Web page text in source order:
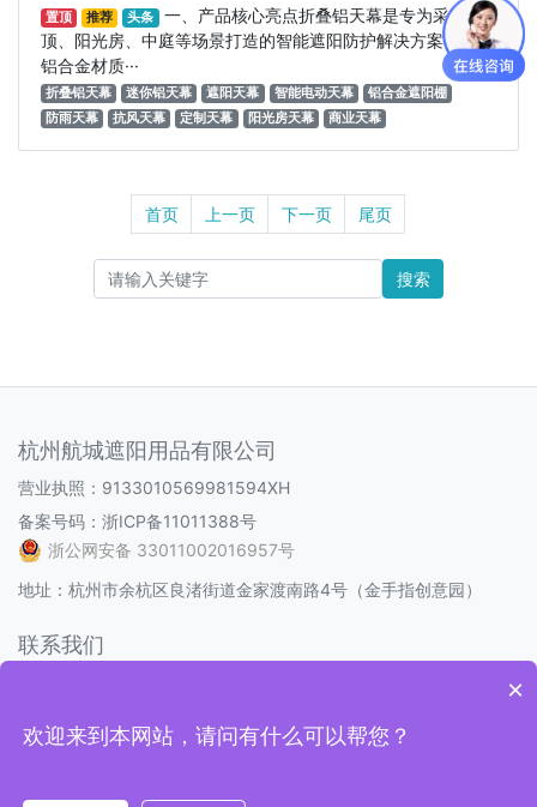
置顶 推荐 头条 一、产品核心亮点折叠铝天幕是专为采光
顶、阳光房、中庭等场景打造的智能遮阳防护解决方案，以全
铝合金材质···
折叠铝天幕 迷你铝天幕 遮阳天幕 智能电动天幕
铝合金遮阳棚
防雨天幕
抗风天幕 定制天幕 阳光房天幕 商业天幕
首页 上一页 下一页 尾页
搜索
杭州航城遮阳用品有限公司
营业执照：9133010569981594XH
备案号码： 浙ICP备11011388号
浙公网安备 33011002016957号
地址：杭州市余杭区良渚街道金家渡南路4号（金手指创意园）
联系我们
Q Q：1538298232
×
欢迎来到本网站，请问有什么可以帮您？